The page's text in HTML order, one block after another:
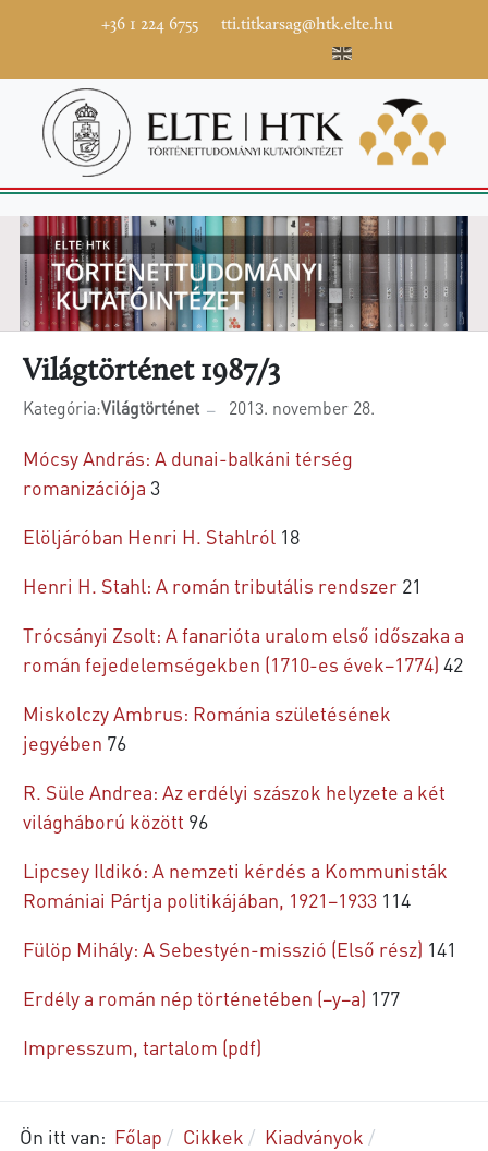
+36 1 224 6755 tti.titkarsag@htk.elte.hu
Világtörténet 1987/3
Kategória:Világtörténet 2013. november 28.
Mócsy András: A dunai-balkáni térség
romanizációja 3
Elöljáróban Henri H. Stahlról 18
Henri H. Stahl: A román tributális rendszer 21
Trócsányi Zsolt: A fanarióta uralom első időszaka a
román fejedelemségekben (1710-es évek–1774) 42
Miskolczy Ambrus: Románia születésének
jegyében 76
R. Süle Andrea: Az erdélyi szászok helyzete a két
világháború között 96
Lipcsey Ildikó: A nemzeti kérdés a Kommunisták
Romániai Pártja politikájában, 1921–1933 114
Fülöp Mihály: A Sebestyén-misszió (Első rész) 141
Erdély a román nép történetében (–y–a) 177
Impresszum, tartalom (pdf)
Ön itt van: Főlap Cikkek
Kiadványok